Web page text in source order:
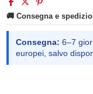
🚚 Consegna e
Consegna: 6–7
europei, salvo